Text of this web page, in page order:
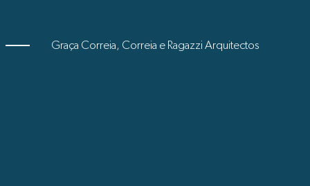
Graça Correia, Correia e Ragazzi Arquitectos